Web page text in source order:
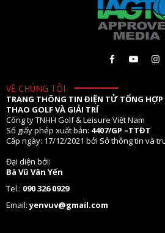
VỀ CHÚNG TÔI
TRANG THÔNG TIN ĐIỆN TỬ TỔNG HỢP
THAO GOLF VÀ GIẢI TRÍ
Công ty TNHH Golf & Leisure Việt Nam
Số giấy phép xuất bản: 4407/GP –TTĐT
Cấp ngày: 17/12/2021 bởi Sở thông tin và
Đại diện bởi:
Bà Vũ Vân Yến
Tel.: 090 326 0929
Email:yenvuv@gmail.com